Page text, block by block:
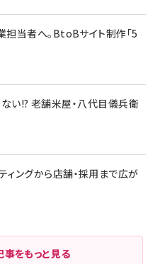
当者へ。BtoBサイト制作「5
い!? 老舗米屋・八代目儀兵衛
ィングから店舗・採用まで広が
をもっと見る